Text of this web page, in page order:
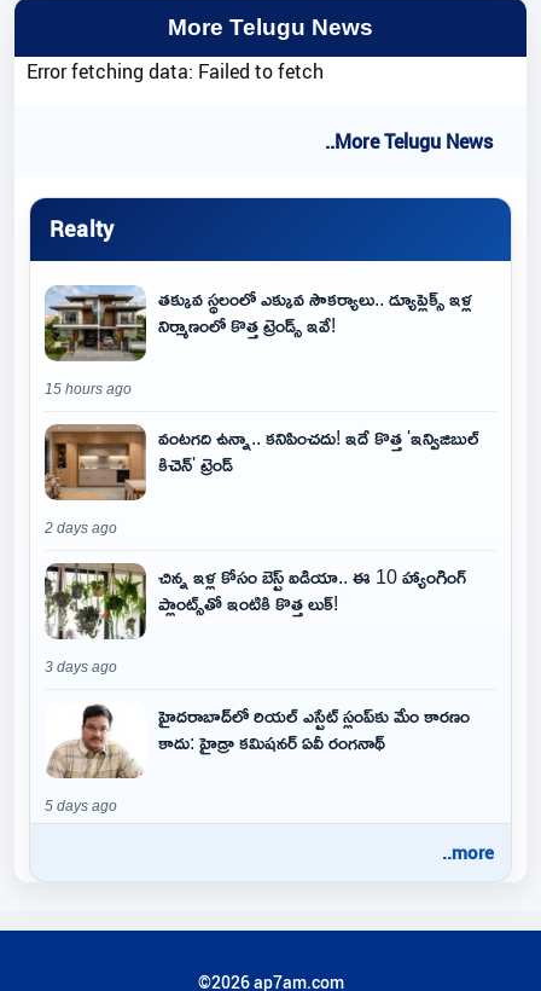
More Telugu News
Error fetching data: Failed to fetch
..More Telugu News
Realty
తక్కువ స్థలంలో ఎక్కువ సౌకర్యాలు.. డ్యూప్లెక్స్ ఇళ్ల
నిర్మాణంలో కొత్త ట్రెండ్స్ ఇవే!
15 hours ago
వంటగది ఉన్నా.. కనిపించదు! ఇదే కొత్త 'ఇన్విజిబుల్
కిచెన్' ట్రెండ్
2 days ago
చిన్న ఇళ్ల కోసం బెస్ట్ ఐడియా.. ఈ 10 హ్యాంగింగ్
ప్లాంట్స్‌తో ఇంటికి కొత్త లుక్!
3 days ago
హైదరాబాద్‌లో రియల్ ఎస్టేట్ స్లంప్‌కు మేం కారణం
కాదు: హైడ్రా కమిషనర్ ఏవీ రంగనాథ్
5 days ago
..more
©2026 ap7am.com